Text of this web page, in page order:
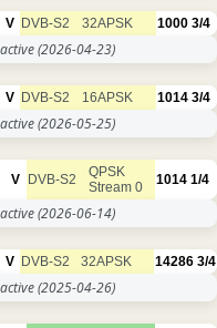
V DVB-S2 32APSK 1000 3/4
(2026-04-23)
V DVB-S2 16APSK 1014 3/4
(2026-05-25)
V DVB-S2
QPSK
Stream 0
1014 1/4
(2026-06-14)
V DVB-S2 32APSK 14286 3/4
(2025-04-26)